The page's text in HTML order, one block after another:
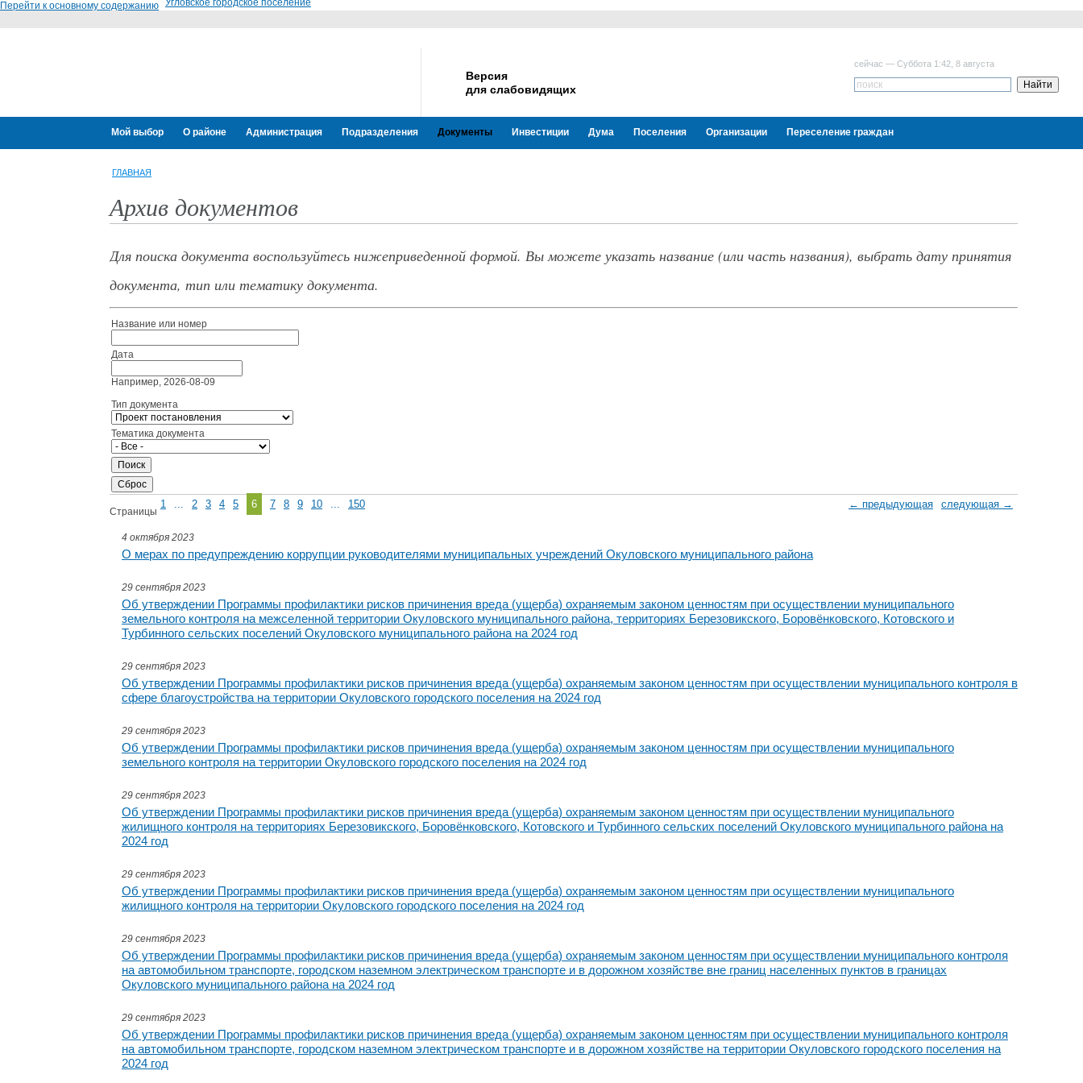
Перейти к основному содержанию Угловское городское поселение
Версия
для слабовидящих
сейчас — Суббота 1:42, 8 августа
Мой выбор О районе Администрация Подразделения Документы Инвестиции Дума Поселения Организации Переселение граждан
ГЛАВНАЯ
Архив документов
Для поиска документа воспользуйтесь нижеприведенной формой. Вы можете указать название (или часть названия), выбрать дату принятия
документа, тип или тематику документа.
Название или номер
Дата
Например, 2026-08-09
Тип документа
Тематика документа
Страницы
1 ... 2 3 4 5 6 7 8 9 10 ... 150 следующая →
← предыдующая
4 октября 2023
О мерах по предупреждению коррупции руководителями муниципальных учреждений Окуловского муниципального района
29 сентября 2023
Об утверждении Программы профилактики рисков причинения вреда (ущерба) охраняемым законом ценностям при осуществлении муниципального
земельного контроля на межселенной территории Окуловского муниципального района, территориях Березовикского, Боровёнковского, Котовского и
Турбинного сельских поселений Окуловского муниципального района на 2024 год
29 сентября 2023
Об утверждении Программы профилактики рисков причинения вреда (ущерба) охраняемым законом ценностям при осуществлении муниципального контроля в
сфере благоустройства на территории Окуловского городского поселения на 2024 год
29 сентября 2023
Об утверждении Программы профилактики рисков причинения вреда (ущерба) охраняемым законом ценностям при осуществлении муниципального
земельного контроля на территории Окуловского городского поселения на 2024 год
29 сентября 2023
Об утверждении Программы профилактики рисков причинения вреда (ущерба) охраняемым законом ценностям при осуществлении муниципального
жилищного контроля на территориях Березовикского, Боровёнковского, Котовского и Турбинного сельских поселений Окуловского муниципального района на
2024 год
29 сентября 2023
Об утверждении Программы профилактики рисков причинения вреда (ущерба) охраняемым законом ценностям при осуществлении муниципального
жилищного контроля на территории Окуловского городского поселения на 2024 год
29 сентября 2023
Об утверждении Программы профилактики рисков причинения вреда (ущерба) охраняемым законом ценностям при осуществлении муниципального контроля
на автомобильном транспорте, городском наземном электрическом транспорте и в дорожном хозяйстве вне границ населенных пунктов в границах
Окуловского муниципального района на 2024 год
29 сентября 2023
Об утверждении Программы профилактики рисков причинения вреда (ущерба) охраняемым законом ценностям при осуществлении муниципального контроля
на автомобильном транспорте, городском наземном электрическом транспорте и в дорожном хозяйстве на территории Окуловского городского поселения на
2024 год